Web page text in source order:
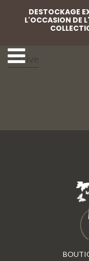
Festive
DESTOCKAGE
L'OCCASION DE